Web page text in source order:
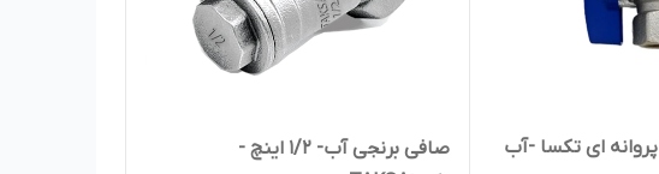
شیر پکیجی 3/4 پروانه ای تکسا -آب
صافی برنجی آب- 1/2 اینچ -